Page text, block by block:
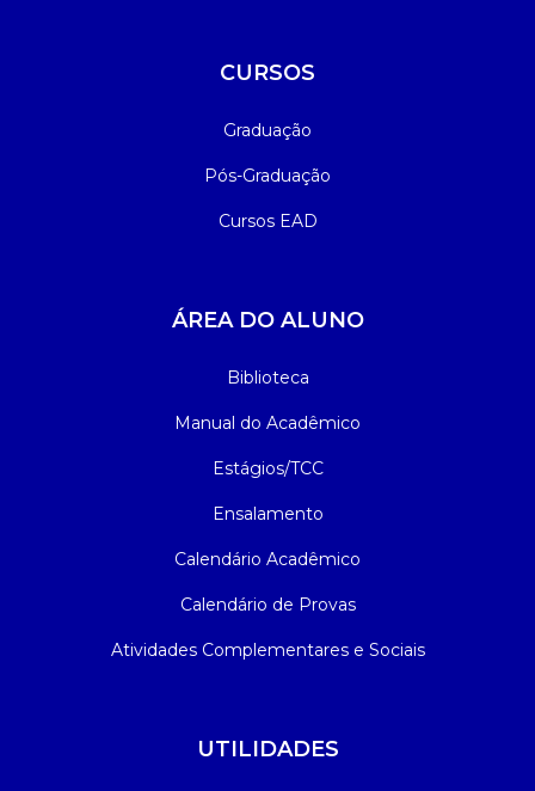
CURSOS
Graduação
Pós-Graduação
Cursos EAD
ÁREA DO ALUNO
Biblioteca
Manual do Acadêmico
Estágios/TCC
Ensalamento
Calendário Acadêmico
Calendário de Provas
Atividades Complementares e Sociais
UTILIDADES